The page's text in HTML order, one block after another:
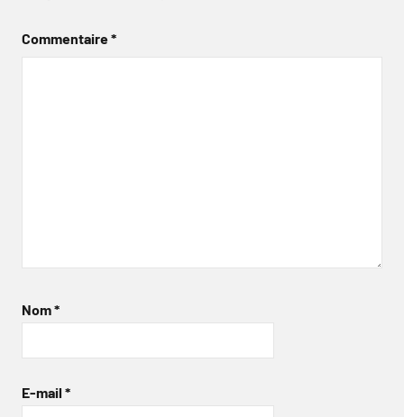
Commentaire*
Nom*
E-mail *